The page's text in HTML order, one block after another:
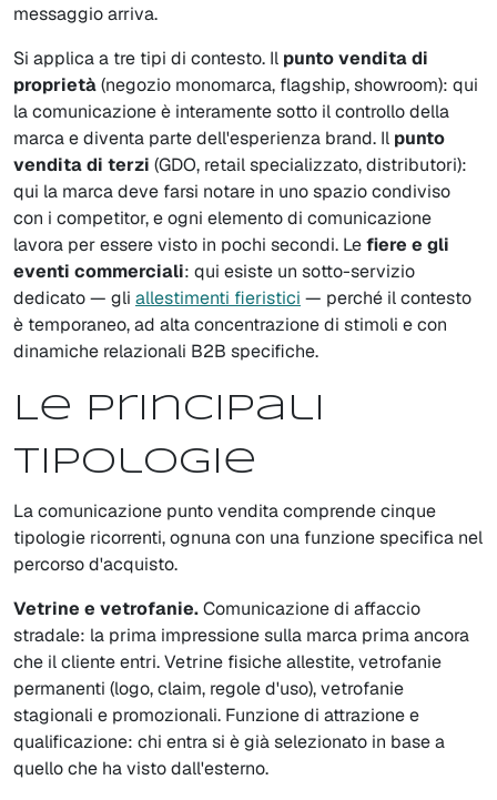
messaggio arriva.
Si applica a tre tipi di contesto. Il punto vendita di
proprietà(negozio monomarca, flagship, showroom): qui
la comunicazione è interamente sotto il controllo della
marca e diventa parte dell'esperienza brand. Il punto
vendita di terzi (GDO, retail specializzato, distributori):
qui la marca deve farsi notare in uno spazio condiviso
con i competitor, e ogni elemento di comunicazione
lavora per essere visto in pochi secondi. Lefiere e gli
eventi commerciali: qui esiste un sotto-servizio
dedicato — gli allestimenti fieristici — perché il contesto
è temporaneo, ad alta concentrazione di stimoli e con
dinamiche relazionali B2B specifiche.
Le principali
tipologie
La comunicazione punto vendita comprende cinque
tipologie ricorrenti, ognuna con una funzione specifica nel
percorso d'acquisto.
Vetrine e vetrofanie.Comunicazione di affaccio
stradale: la prima impressione sulla marca prima ancora
che il cliente entri. Vetrine fisiche allestite, vetrofanie
permanenti (logo, claim, regole d'uso), vetrofanie
stagionali e promozionali. Funzione di attrazione e
qualificazione: chi entra si è già selezionato in base a
quello che ha visto dall'esterno.